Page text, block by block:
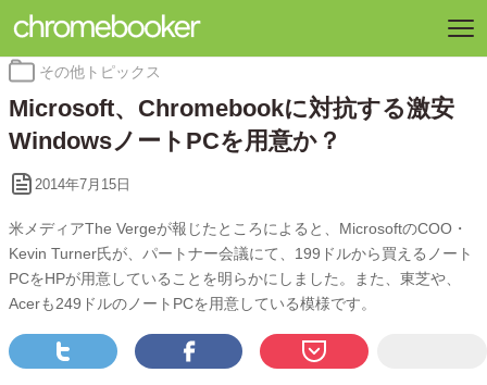
カ
ゴ
リ
その他トピックス
Microsoft、Chromebookに対抗する激安
WindowsノートPCを用意か？
2014年7月15日
米メディアThe Vergeが報じたところによると、MicrosoftのCOO・
Kevin Turner氏が、パートナー会議にて、199ドルから買えるノート
PCをHPが用意していることを明らかにしました。また、東芝や、
Acerも249ドルのノートPCを用意している模様です。